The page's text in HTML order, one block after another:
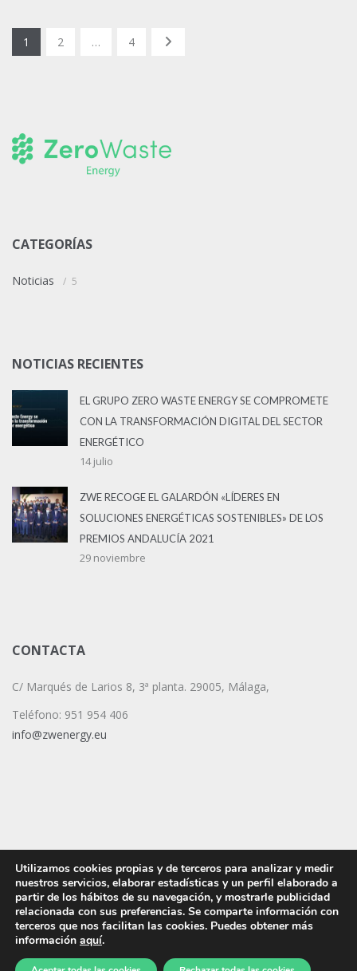
1 2 … 4
CATEGORÍAS
Noticias 5
NOTICIAS RECIENTES
EL GRUPO ZERO WASTE ENERGY SE COMPROMETE
CON LA TRANSFORMACIÓN DIGITAL DEL SECTOR
ENERGÉTICO
14 julio
ZWE RECOGE EL GALARDÓN «LÍDERES EN
SOLUCIONES ENERGÉTICAS SOSTENIBLES» DE LOS
PREMIOS ANDALUCÍA 2021
29 noviembre
CONTACTA
C/ Marqués de Larios 8, 3ª planta. 29005, Málaga,
Teléfono: 951 954 406
info@zwenergy.eu
Aviso Legal|Aviso de privacidad
© ZERO WASTE ENERGY 2021
Utilizamos cookies propias y de terceros para analizar y medir
nuestros servicios, elaborar estadísticas y un perfil elaborado a
partir de los hábitos de su navegación, y mostrarle publicidad
relacionada con sus preferencias. Se comparte información con
terceros que nos facilitan las cookies. Puedes obtener más
información aquí.